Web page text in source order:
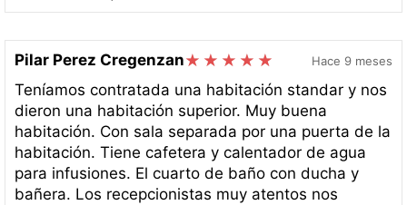
Pilar Perez Cregenzan Hace 9 meses
Teníamos contratada una habitación standar y nos
dieron una habitación superior. Muy buena
habitación. Con sala separada por una puerta de la
habitación. Tiene cafetera y calentador de agua
para infusiones. El cuarto de baño con ducha y
bañera. Los recepcionistas muy atentos nos